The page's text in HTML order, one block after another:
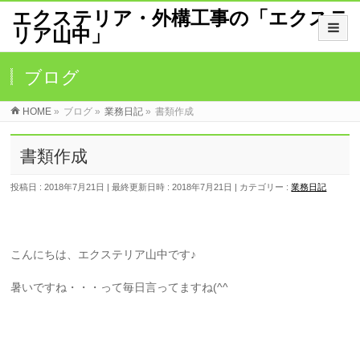
エクステリア・外構工事の「エクステ
リア山中」
ブログ
HOME » ブログ » 業務日記 » 書類作成
書類作成
投稿日 : 2018年7月21日 最終更新日時 : 2018年7月21日 カテゴリー :業務日記
こんにちは、エクステリア山中です♪
暑いですね・・・って毎日言ってますね(^^ゞ